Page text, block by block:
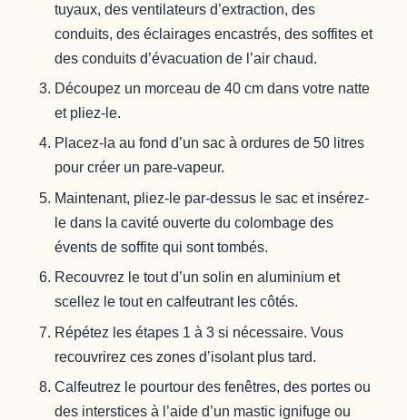
tuyaux, des ventilateurs d’extraction, des
conduits, des éclairages encastrés, des soffites et
des conduits d’évacuation de l’air chaud.
Découpez un morceau de 40 cm dans votre natte
et pliez-le.
Placez-la au fond d’un sac à ordures de 50 litres
pour créer un pare-vapeur.
Maintenant, pliez-le par-dessus le sac et insérez-
le dans la cavité ouverte du colombage des
évents de soffite qui sont tombés.
Recouvrez le tout d’un solin en aluminium et
scellez le tout en calfeutrant les côtés.
Répétez les étapes 1 à 3 si nécessaire. Vous
recouvrirez ces zones d’isolant plus tard.
Calfeutrez le pourtour des fenêtres, des portes ou
des interstices à l’aide d’un mastic ignifuge ou